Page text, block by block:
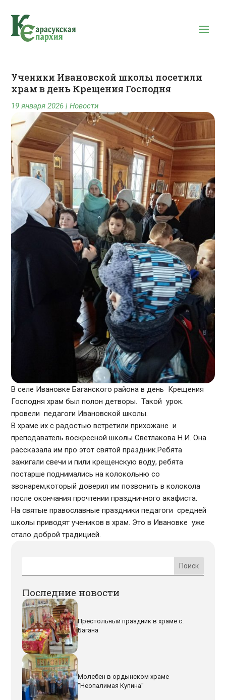
Ученики Ивановской школы посетили
храм в день Крещения Господня
19 января 2026 |Новости
В селе Ивановке Баганского района в день Крещения
Господня храм был полон детворы. Такой урок.
провели педагоги Ивановской школы.
В храме их с радостью встретили прихожане и
преподаватель воскресной школы Светлакова Н.И. Она
рассказала им про этот святой праздник.Ребята
зажигали свечи и пили крещенскую воду, ребята
постарше поднимались на колокольню со
звонарем,который доверил им позвонить в колокола
после окончания прочтении праздничного акафиста.
На святые православные праздники педагоги средней
школы приводят учеников в храм. Это в Ивановке уже
стало доброй традицией.
Последние новости
Престольный праздник в храме с.
Багана
Молебен в ордынском храме
"Неопалимая Купина"